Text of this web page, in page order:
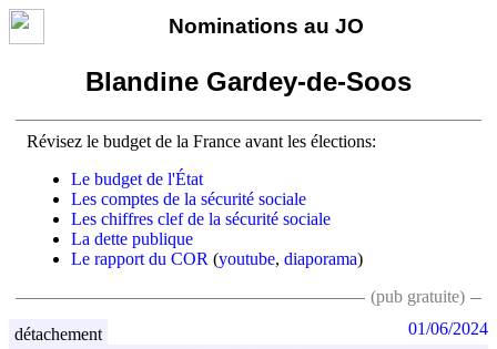
Nominations au JO
Blandine Gardey-de-Soos
Révisez le budget de la France avant les élections:
Le budget de l'État
Les comptes de la sécurité sociale
Les chiffres clef de la sécurité sociale
La dette publique
Le rapport du COR (youtube, diaporama)
(pub gratuite)
détachement 01/06/2024